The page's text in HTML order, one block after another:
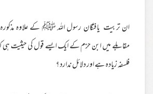
ان تربیت یافتگان رسول اللہ ﷺ کے علاوہ مذکورہ
مقابلے میں ابن حزم کے ایک ایسے قول کی حیثیت ہی
فلسفہ زیادہ ہے اور دلائل ندارد ؟